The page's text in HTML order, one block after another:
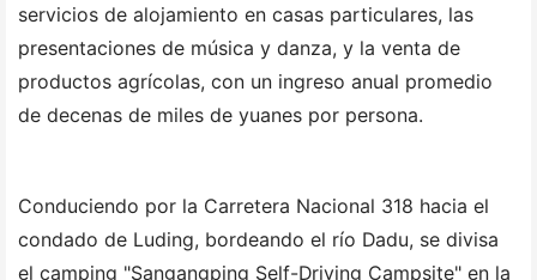
servicios de alojamiento en casas particulares, las
presentaciones de música y danza, y la venta de
productos agrícolas, con un ingreso anual promedio
de decenas de miles de yuanes por persona.
Conduciendo por la Carretera Nacional 318 hacia el
condado de Luding, bordeando el río Dadu, se divisa
el camping "Sangangping Self-Driving Campsite" en la